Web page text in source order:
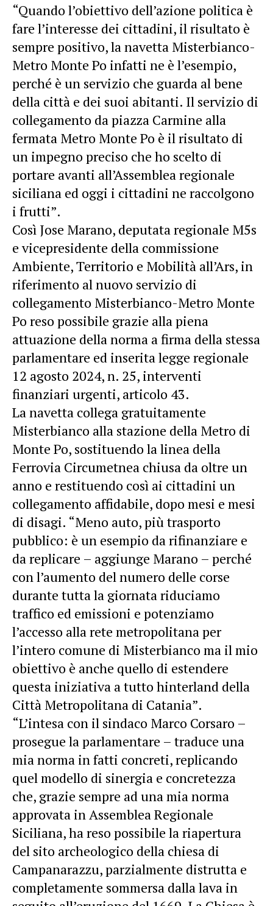
“Quando l’obiettivo dell’azione politica è
fare l’interesse dei cittadini, il risultato è
sempre positivo, la navetta Misterbianco-
Metro Monte Po infatti ne è l’esempio,
perché è un servizio che guarda al bene
della città e dei suoi abitanti. Il servizio di
collegamento da piazza Carmine alla
fermata Metro Monte Po è il risultato di
un impegno preciso che ho scelto di
portare avanti all’Assemblea regionale
siciliana ed oggi i cittadini ne raccolgono
i frutti”.
Così Jose Marano, deputata regionale M5s
e vicepresidente della commissione
Ambiente, Territorio e Mobilità all’Ars, in
riferimento al nuovo servizio di
collegamento Misterbianco-Metro Monte
Po reso possibile grazie alla piena
attuazione della norma a firma della stessa
parlamentare ed inserita legge regionale
12 agosto 2024, n. 25, interventi
finanziari urgenti, articolo 43.
La navetta collega gratuitamente
Misterbianco alla stazione della Metro di
Monte Po, sostituendo la linea della
Ferrovia Circumetnea chiusa da oltre un
anno e restituendo così ai cittadini un
collegamento affidabile, dopo mesi e mesi
di disagi. “Meno auto, più trasporto
pubblico: è un esempio da rifinanziare e
da replicare – aggiunge Marano – perché
con l’aumento del numero delle corse
durante tutta la giornata riduciamo
traffico ed emissioni e potenziamo
l’accesso alla rete metropolitana per
l’intero comune di Misterbianco ma il mio
obiettivo è anche quello di estendere
questa iniziativa a tutto hinterland della
Città Metropolitana di Catania”.
“L’intesa con il sindaco Marco Corsaro –
prosegue la parlamentare – traduce una
mia norma in fatti concreti, replicando
quel modello di sinergia e concretezza
che, grazie sempre ad una mia norma
approvata in Assemblea Regionale
Siciliana, ha reso possibile la riapertura
del sito archeologico della chiesa di
Campanarazzu, parzialmente distrutta e
completamente sommersa dalla lava in